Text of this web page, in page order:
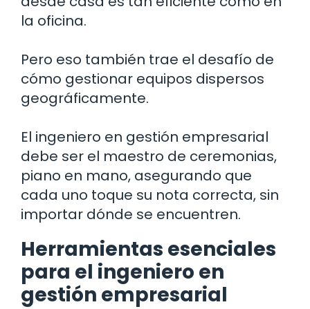
la oficina.
Pero eso también trae el desafío de
cómo gestionar equipos dispersos
geográficamente.
El ingeniero en gestión empresarial
debe ser el maestro de ceremonias,
piano en mano, asegurando que
cada uno toque su nota correcta, sin
importar dónde se encuentren.
Herramientas esenciales
para el ingeniero en
gestión empresarial